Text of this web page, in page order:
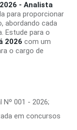
- Analista
para proporcionar
abordando cada
Estude para o
2026 com um
o cargo de
001 - 2026;
em concursos